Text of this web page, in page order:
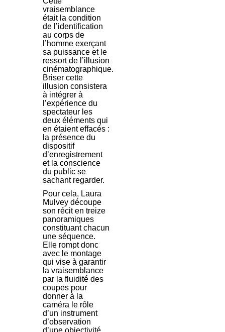
vraisemblance
était la condition
de l’identification
au corps de
l’homme exerçant
sa puissance et le
ressort de l’illusion
cinématographique.
Briser cette
illusion consistera
à intégrer à
l’expérience du
spectateur les
deux éléments qui
en étaient effacés :
la présence du
dispositif
d’enregistrement
et la conscience
du public se
sachant regarder.
Pour cela, Laura
Mulvey découpe
son récit en treize
panoramiques
constituant chacun
une séquence.
Elle rompt donc
avec le montage
qui vise à garantir
la vraisemblance
par la fluidité des
coupes pour
donner à la
caméra le rôle
d’un instrument
d’observation
d’une objectivité